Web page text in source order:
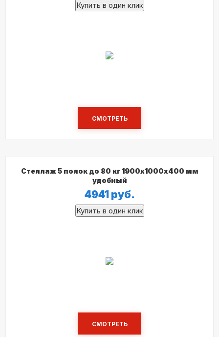
СМОТРЕТЬ
Стеллаж 5 полок до 80 кг 1900х1000х400 мм
удобный
4941руб.
СМОТРЕТЬ